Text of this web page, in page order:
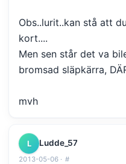
Obs..lurit..kan stå att
kort....
Men sen står det va
bromsad släpkärra,
mvh
L Ludde_57
2013-05-06 · #